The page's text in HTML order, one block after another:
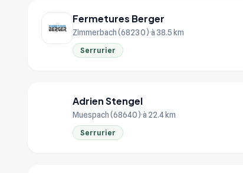
Fermetures Berger
Zimmerbach (68230) à 38.5 km
Serrurier
Adrien Stengel
Muespach (68640) à 22.4 km
Serrurier